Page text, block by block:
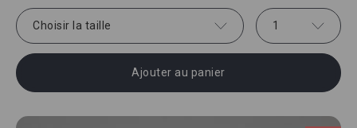
Choisir la taille 1
Ajouter au panier